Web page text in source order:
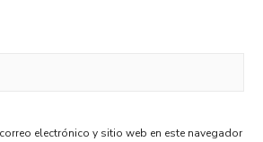
electrónico y sitio web en este navegador